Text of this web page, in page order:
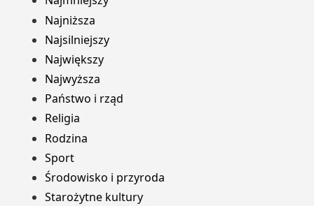
Najniższa
Najsilniejszy
Największy
Najwyższa
Państwo i rząd
Religia
Rodzina
Sport
Środowisko i przyroda
Starożytne kultury